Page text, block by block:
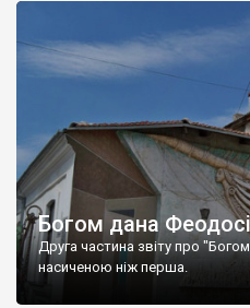
Богом дана
Друга частина звіту про
насиченою ніж перша.